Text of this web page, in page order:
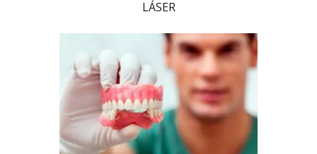
LÁSER